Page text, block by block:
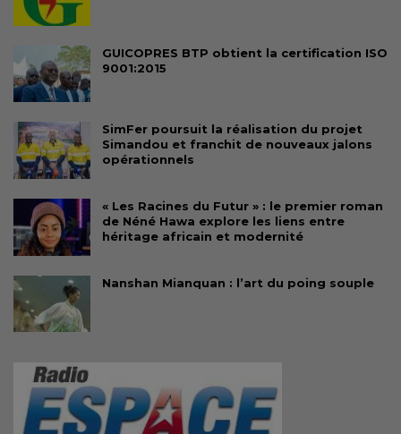
GUICOPRES BTP obtient la certification ISO
9001:2015
SimFer poursuit la réalisation du projet
Simandou et franchit de nouveaux jalons
opérationnels
« Les Racines du Futur » : le premier roman
de Néné Hawa explore les liens entre
héritage africain et modernité
Nanshan Mianquan : l’art du poing souple